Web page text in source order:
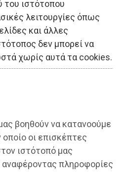
του ιστότοπου
λειτουργίες όπως
και άλλες
δεν μπορεί να
χωρίς αυτά τα cookies.
βοηθούν να κατανοούμε
οι επισκέπτες
ιστότοπό μας
αναφέροντας πληροφορίες
Αττική
λόγω εργασιών
στη Γέφυρα
τις 31